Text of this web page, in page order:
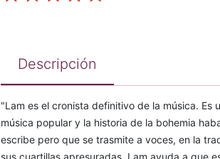
Descripción
"Lam es el cronista definitivo de la música. Es
música popular y la historia de la bohemia
escribe pero que se trasmite a voces, en la
sus cuartillas apresuradas. Lam ayuda a que